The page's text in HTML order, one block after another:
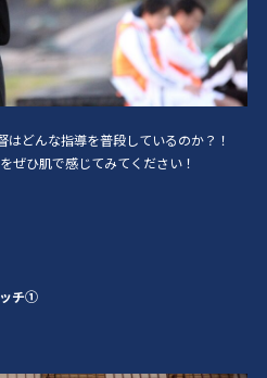
どんな指導を普段しているのか？！
ぜひ肌で感じてみてください！
チ①